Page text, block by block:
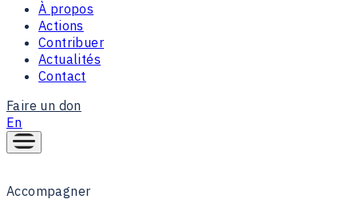
À propos
Actions
Contribuer
Actualités
Contact
Faire un don
En
Accompagner